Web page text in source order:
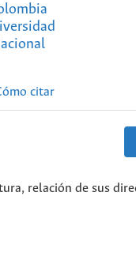
citar
relación de sus